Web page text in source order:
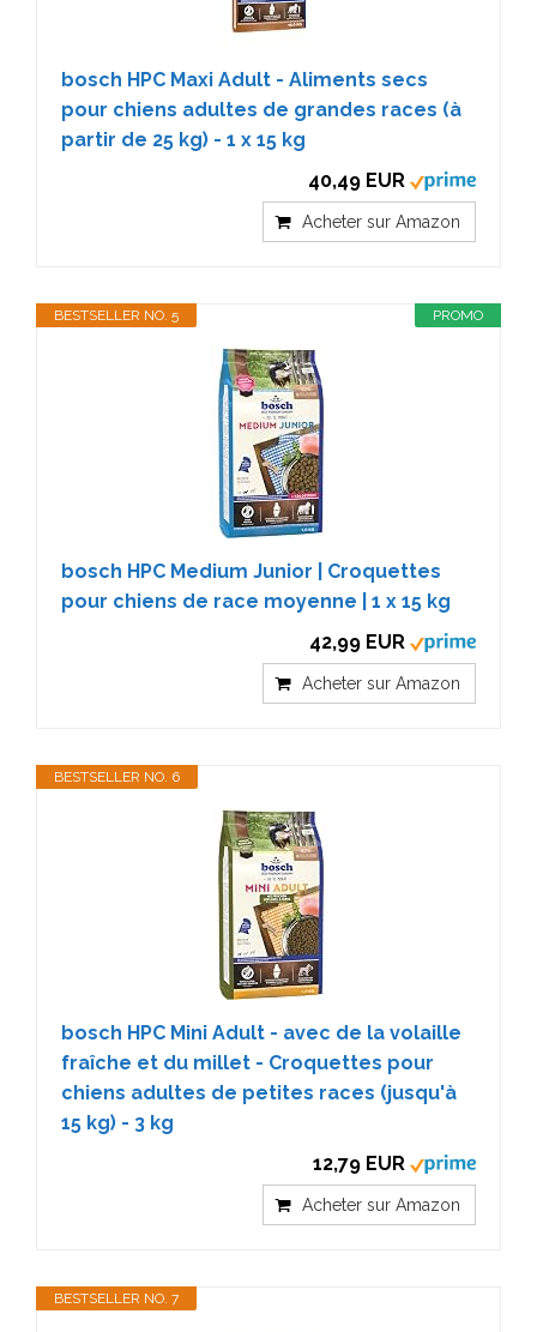
bosch HPC Maxi Adult - Aliments secs
pour chiens adultes de grandes races (à
partir de 25 kg) - 1 x 15 kg
40,49 EUR
Acheter sur Amazon
PROMO
BESTSELLER NO. 5
bosch HPC Medium Junior | Croquettes
pour chiens de race moyenne | 1 x 15 kg
42,99 EUR
Acheter sur Amazon
BESTSELLER NO. 6
bosch HPC Mini Adult - avec de la volaille
fraîche et du millet - Croquettes pour
chiens adultes de petites races (jusqu'à
15 kg) - 3 kg
12,79 EUR
Acheter sur Amazon
BESTSELLER NO. 7